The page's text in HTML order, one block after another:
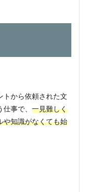
トから依頼された文
事で、 一見難しく
や知識がなくても始